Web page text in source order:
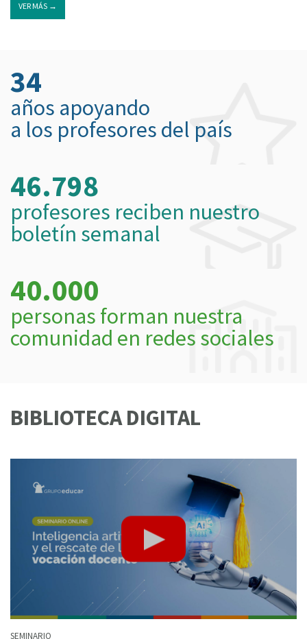
VER MÁS →
34
años apoyando
a los profesores del país
46.798
profesores reciben nuestro
boletín semanal
40.000
personas forman nuestra
comunidad en redes sociales
BIBLIOTECA DIGITAL
SEMINARIO